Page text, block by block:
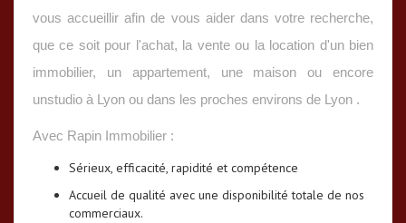
vous accueillir afin de vous aider dans votre recherche,
que ce soit pour l'achat, la vente ou la location d'un bien
immobilier, un appartement, une maison ou encore
unstudio à Lyon ou dans les proches environs de Lyon .
Avec Rapin Immobilier :
Sérieux, efficacité, rapidité et compétence
Accueil de qualité avec une disponibilité totale de nos
commerciaux.